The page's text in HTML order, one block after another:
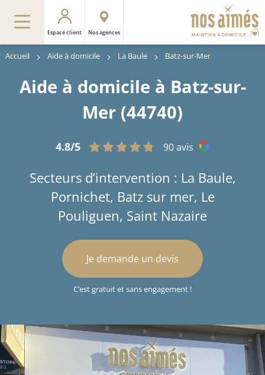
Espace client Nos agences
Accueil Aide à domicile La Baule Batz-sur-Mer
Aide à domicile à Batz-sur-
Mer (44740)
4.8/5 90 avis
Secteurs d’intervention : La Baule,
Pornichet, Batz sur mer, Le
Pouliguen, Saint Nazaire
Je demande un devis
C’est gratuit et sans engagement !